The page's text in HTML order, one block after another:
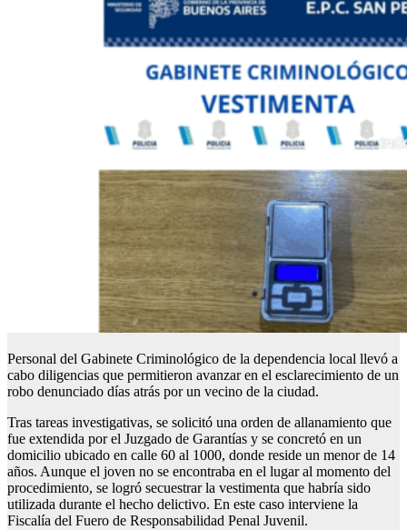
Personal del Gabinete Criminológico de la dependencia local llevó a
cabo diligencias que permitieron avanzar en el esclarecimiento de un
robo denunciado días atrás por un vecino de la ciudad.
Tras tareas investigativas, se solicitó una orden de allanamiento que
fue extendida por el Juzgado de Garantías y se concretó en un
domicilio ubicado en calle 60 al 1000, donde reside un menor de 14
años. Aunque el joven no se encontraba en el lugar al momento del
procedimiento, se logró secuestrar la vestimenta que habría sido
utilizada durante el hecho delictivo. En este caso interviene la
Fiscalía del Fuero de Responsabilidad Penal Juvenil.